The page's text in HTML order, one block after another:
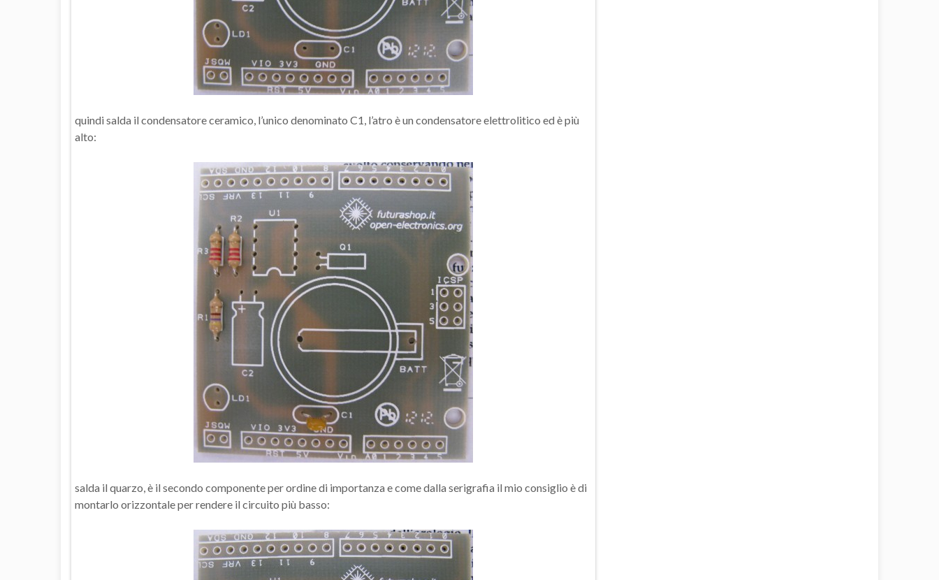
quindi salda il condensatore ceramico, l’unico denominato C1, l’atro è un condensatore elettrolitico ed è più
alto:
salda il quarzo, è il secondo componente per ordine di importanza e come dalla serigrafia il mio consiglio è di
montarlo orizzontale per rendere il circuito più basso: